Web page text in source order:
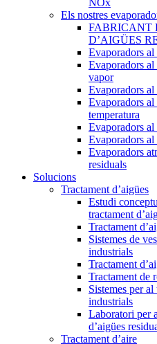
NOx
Els nostres
FABRICANT
D’AIGÜES
Evaporadors
Evaporadors
vapor
Evaporadors
Evaporadors
temperatura
Evaporadors al
Evaporadors
Evaporadors
residuals
Solucions
Tractament d’aigües
Estudi
tractament
Tractament
Sistemes de
industrials
Tractament
Tractament de
Sistemes per
industrials
Laboratori per
d’aigües
Tractament d’aire